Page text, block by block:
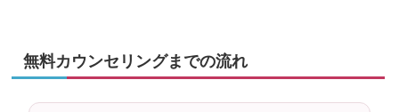
無料カウンセリングまでの流れ